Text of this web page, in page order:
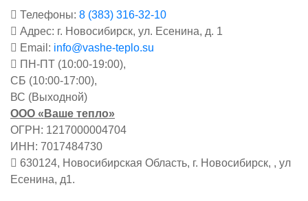
Телефоны: 8 (383) 316-32-10
Адрес: г. Новосибирск, ул. Есенина, д. 1
Email: info@vashe-teplo.su
ПН-ПТ (10:00-19:00),
СБ (10:00-17:00),
ВС (Выходной)
ООО «Ваше тепло»
ОГРН: 1217000004704
ИНН: 7017484730
630124, Новосибирская Область, г. Новосибирск, , ул
Есенина, д1.